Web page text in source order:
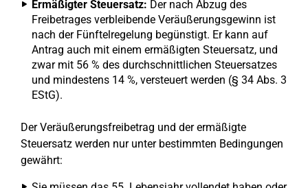
Ermäßigter Steuersatz: Der nach Abzug des
Freibetrages verbleibende Veräußerungsgewinn ist
nach der Fünftelregelung begünstigt. Er kann auf
Antrag auch mit einem ermäßigten Steuersatz, und
zwar mit 56 % des durchschnittlichen Steuersatzes
und mindestens 14 %, versteuert werden (§ 34 Abs. 3
EStG).
Der Veräußerungsfreibetrag und der ermäßigte
Steuersatz werden nur unter bestimmten Bedingungen
gewährt: